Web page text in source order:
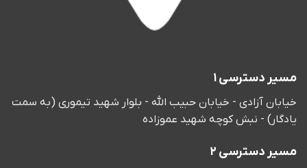
مسیر دسترسی ١
خیابان آزادی - خیابان حبیب الله - بلوار شهید تیموری (به سمت
یادگار) - نبش کوچه شهید عموزاده
مسیر دسترسی ٢